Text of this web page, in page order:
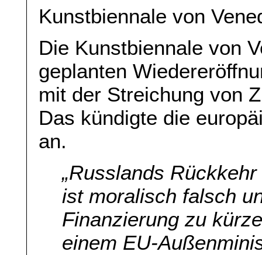
Kunstbiennale von
Die Kunstbiennale von
geplanten
mit der Streichung von
Das kündigte die
an.
„Russlands
ist moralisch falsch
Finanzierung zu
einem EU-